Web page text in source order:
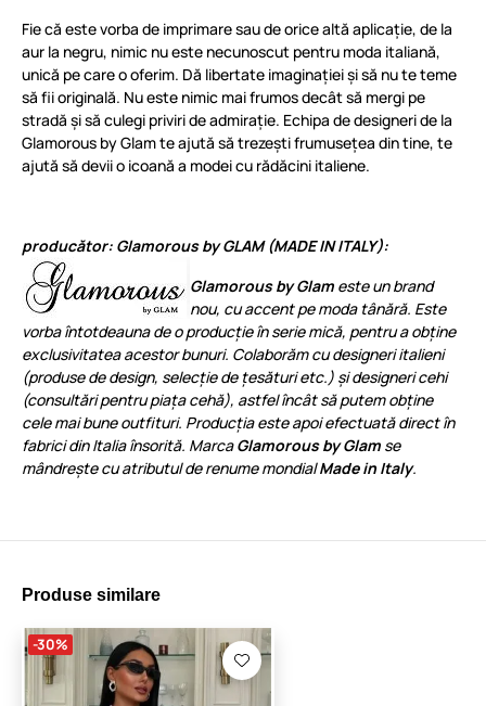
Fie că este vorba de imprimare sau de orice altă aplicație, de la
aur la negru, nimic nu este necunoscut pentru moda italiană,
unică pe care o oferim. Dă libertate imaginației și să nu te teme
să fii originală. Nu este nimic mai frumos decât să mergi pe
stradă și să culegi priviri de admirație. Echipa de designeri de la
Glamorous by Glam te ajută să trezești frumusețea din tine, te
ajută să devii o icoană a modei cu rădăcini italiene.
producător: Glamorous by GLAM (MADE IN ITALY):
Glamorous by Glam este un brand
nou, cu accent pe moda tânără. Este
vorba întotdeauna de o producție în serie mică, pentru a obține
exclusivitatea acestor bunuri. Colaborăm cu designeri italieni
(produse de design, selecție de țesături etc.) și designeri cehi
(consultări pentru piața cehă), astfel încât să putem obține
cele mai bune outfituri. Producția este apoi efectuată direct în
fabrici din Italia însorită. MarcaGlamorous by Glam se
mândrește cu atributul de renume mondialMade in Italy.
Produse similare
-30%